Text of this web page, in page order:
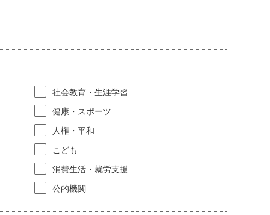
社会教育・生涯学習
健康・スポーツ
人権・平和
こども
消費生活・就労支援
公的機関